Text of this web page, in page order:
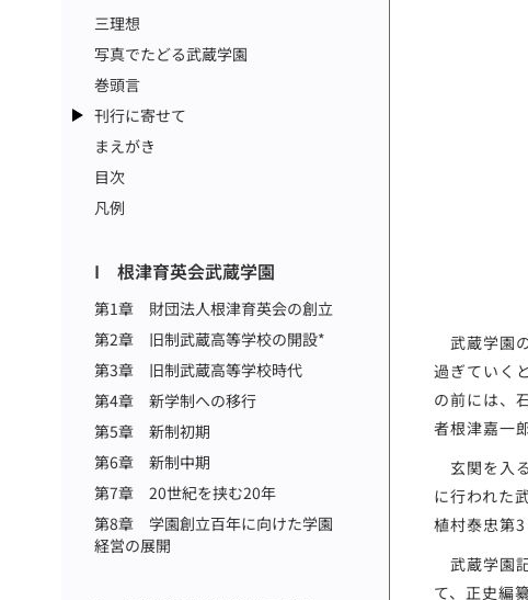
三理想
写真でたどる武蔵学園
巻頭言
刊行に寄せて
まえがき
目次
凡例
I 根津育英会武蔵学園
第1章 財団法人根津育英会の創立
第2章 旧制武蔵高等学校の開設*
第3章 旧制武蔵高等学校時代
第4章 新学制への移行
第5章 新制初期
第6章 新制中期
第7章 20世紀を挟む20年
第8章 学園創立百年に向けた学園
経営の展開
武蔵学園
過ぎていく
の前には、
者根津嘉一
玄関を入
に行われた
植村泰忠第
武蔵学園
て、正史編